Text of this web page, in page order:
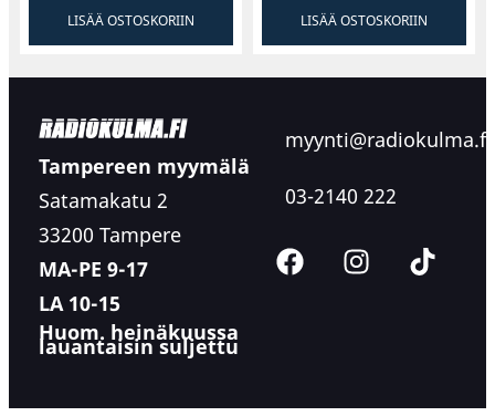
LISÄÄ OSTOSKORIIN LISÄÄ OSTOSKORIIN
Tampereen myymälä
Satamakatu 2
33200 Tampere
MA-PE 9-17
LA 10-15
Huom. heinäkuussa
lauantaisin suljettu
myynti@radiokulma.fi
03-2140 222